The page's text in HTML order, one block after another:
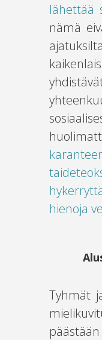
lähettää
nämä
hienoja
Tyhmät